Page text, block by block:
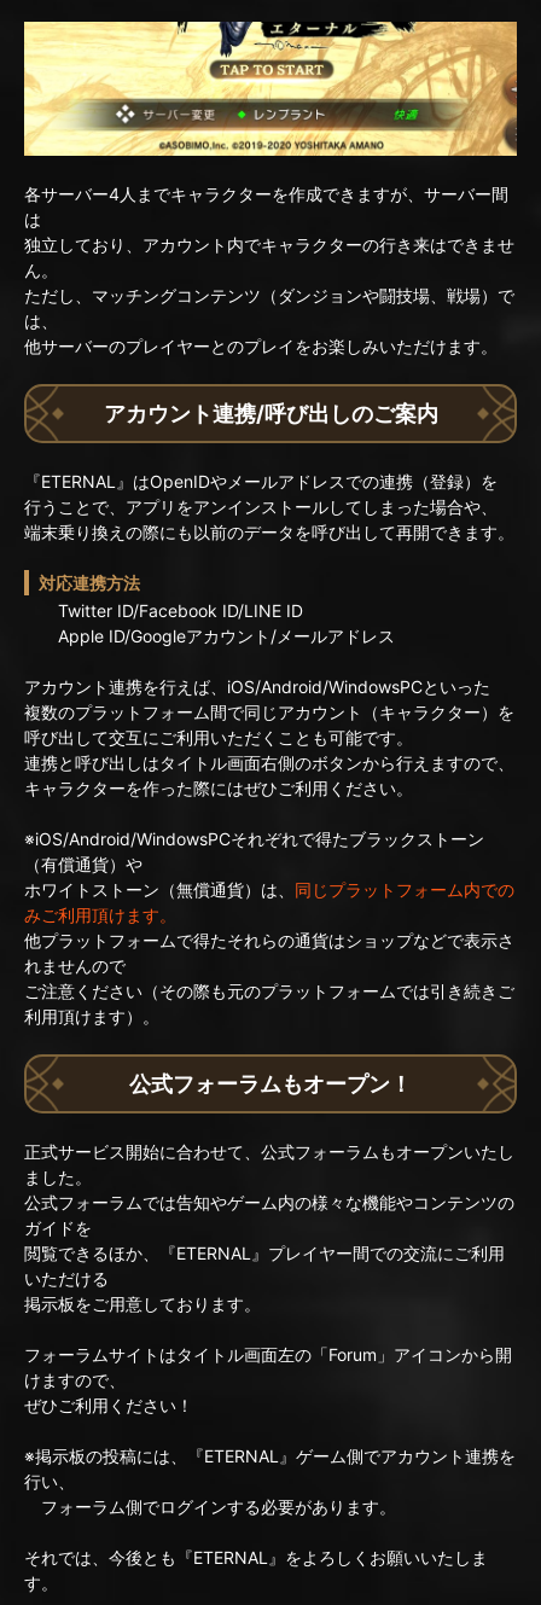
各サーバー4人までキャラクターを作成できますが、サーバー間
は
独立しており、アカウント内でキャラクターの行き来はできませ
ん。
ただし、マッチングコンテンツ（ダンジョンや闘技場、戦場）で
は、
他サーバーのプレイヤーとのプレイをお楽しみいただけます。
アカウント連携/呼び出しのご案内
『ETERNAL』はOpenIDやメールアドレスでの連携（登録）を
行うことで、アプリをアンインストールしてしまった場合や、
端末乗り換えの際にも以前のデータを呼び出して再開できます。
対応連携方法
Twitter ID/Facebook ID/LINE ID
Apple ID/Googleアカウント/メールアドレス
アカウント連携を行えば、iOS/Android/WindowsPCといった
複数のプラットフォーム間で同じアカウント（キャラクター）を
呼び出して交互にご利用いただくことも可能です。
連携と呼び出しはタイトル画面右側のボタンから行えますので、
キャラクターを作った際にはぜひご利用ください。
※iOS/Android/WindowsPCそれぞれで得たブラックストーン
（有償通貨）や
ホワイトストーン（無償通貨）は、 同じプラットフォーム内での
みご利用頂けます。
他プラットフォームで得たそれらの通貨はショップなどで表示さ
れませんので
ご注意ください（その際も元のプラットフォームでは引き続きご
利用頂けます）。
公式フォーラムもオープン！
正式サービス開始に合わせて、公式フォーラムもオープンいたし
ました。
公式フォーラムでは告知やゲーム内の様々な機能やコンテンツの
ガイドを
閲覧できるほか、『ETERNAL』プレイヤー間での交流にご利用
いただける
掲示板をご用意しております。
フォーラムサイトはタイトル画面左の「Forum」アイコンから開
けますので、
ぜひご利用ください！
※掲示板の投稿には、『ETERNAL』ゲーム側でアカウント連携を
行い、
フォーラム側でログインする必要があります。
それでは、今後とも『ETERNAL』をよろしくお願いいたしま
す。